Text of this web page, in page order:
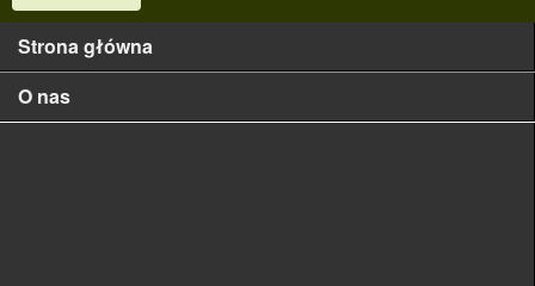
Main menu
Strona główna
O nas